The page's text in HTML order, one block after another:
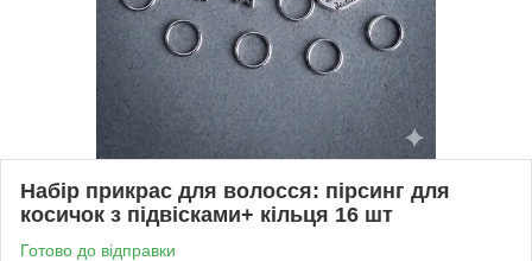
Набір прикрас для волосся: пірсинг для
косичок з підвісками+ кільця 16 шт
Готово до відправки